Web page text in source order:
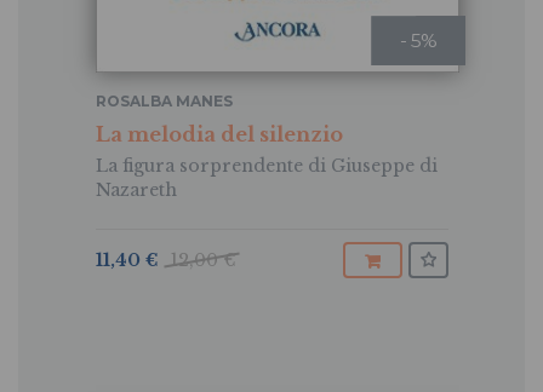
- 5%
La melodia del silenzio
La figura sorprendente di Giuseppe di
Nazareth
ROSALBA MANES
12,00 €
11,40 €